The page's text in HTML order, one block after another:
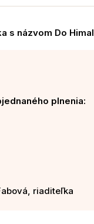
s názvom Do
plnenia:
riaditeľka